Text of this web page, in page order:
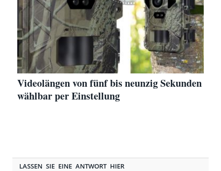
Videolängen von fünf bis neunzig Sekunden
wählbar per Einstellung
LASSEN SIE EINE ANTWORT HIER